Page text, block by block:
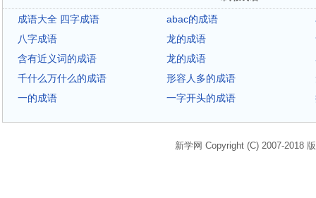
成语大全 四字成语
abac的成语
八字成语
龙的成语
含有近义词的成语
龙的成语
千什么万什么的成语
形容人多的成语
一的成语
一字开头的成语
新学网 Copyright (C) 2007-2018